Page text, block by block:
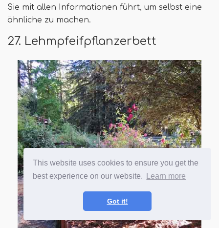
This website uses cookies to ensure you get the
best experience on our website.
Learn more
Got it!
Sie mit allen Informationen führt, um selbst eine
ähnliche zu machen.
27. Lehmpfeifpflanzerbett